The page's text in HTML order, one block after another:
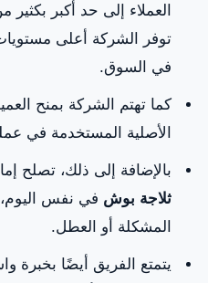
العملاء إلى حد أكبر
توفر الشركة أعلى
في السوق.
كما تهتم الشركة بمنح
الأصلية المستخدمة في
بالإضافة إلى ذلك، تصلح
ثلاجة بوش في نفس
المشكلة أو العطل.
يتمتع الفريق أيضًا بخبرة